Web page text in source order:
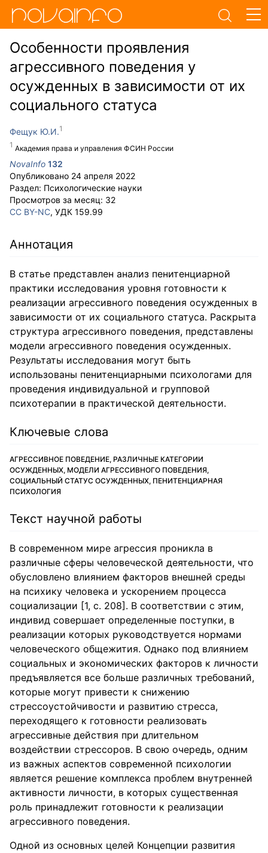
Особенности проявления
агрессивного поведения у
осужденных в зависимости от их
социального статуса
Фещук Ю.И.
Академия права и управления ФСИН России
NovaInfo 132
Опубликовано 24 апреля 2022
Раздел: Психологические науки
Просмотров за месяц: 32
CC BY-NC, УДК 159.99
Аннотация
В статье представлен анализ пенитенциарной
практики исследования уровня готовности к
реализации агрессивного поведения осужденных в
зависимости от их социального статуса. Раскрыта
структура агрессивного поведения, представлены
модели агрессивного поведения осужденных.
Результаты исследования могут быть
использованы пенитенциарными психологами для
проведения индивидуальной и групповой
психотерапии в практической деятельности.
Ключевые слова
АГРЕССИВНОЕ ПОВЕДЕНИЕ, РАЗЛИЧНЫЕ КАТЕГОРИИ
ОСУЖДЕННЫХ, МОДЕЛИ АГРЕССИВНОГО ПОВЕДЕНИЯ,
СОЦИАЛЬНЫЙ СТАТУС ОСУЖДЕННЫХ, ПЕНИТЕНЦИАРНАЯ
ПСИХОЛОГИЯ
Текст научной работы
В современном мире агрессия проникла в
различные сферы человеческой деятельности, что
обусловлено влиянием факторов внешней среды
на психику человека и ускорением процесса
социализации [1, с. 208]. В соответствии с этим,
индивид совершает определенные поступки, в
реализации которых руководствуется нормами
человеческого общежития. Однако под влиянием
социальных и экономических факторов к личности
предъявляется все больше различных требований,
которые могут привести к снижению
стрессоустойчивости и развитию стресса,
переходящего к готовности реализовать
агрессивные действия при длительном
воздействии стрессоров. В свою очередь, одним
из важных аспектов современной психологии
является решение комплекса проблем внутренней
активности личности, в которых существенная
роль принадлежит готовности к реализации
агрессивного поведения.
Одной из основных целей Концепции развития